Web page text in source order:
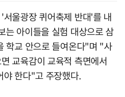
울광장 퀴어축제 반대'를 내
는 아이들을 실험 대상으로 삼
학교 안으로 들여온다"며 "사
교육감이 교육적 측면에서
야 한다"고 주장했다.